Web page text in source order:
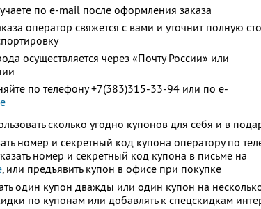
по e-mail после оформления заказа
оператор свяжется с вами и уточнит полную
осуществляется через «Почту России» или
по телефону +7(383)315-33-94 или по e-
сколько угодно купонов для себя и в
номер и секретный код купона оператору по
номер и секретный код купона в письме на
, или предъявить купон в офисе при покупке
один купон дважды или один купон на
по купонам или добавлять к спецскидкам